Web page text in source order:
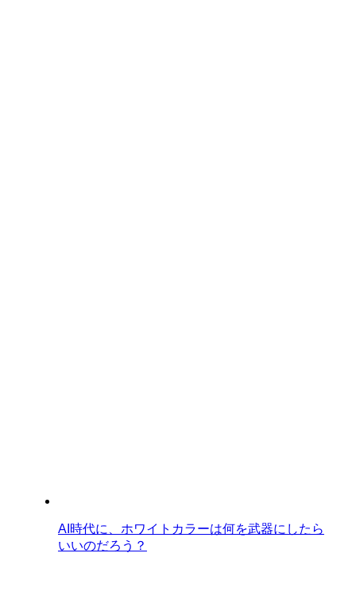
AI時代に、ホワイトカラーは何を武器にしたら
いいのだろう？